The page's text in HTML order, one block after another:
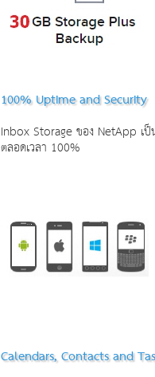
100% Uptime and Security
Inbox Storage ของ NetApp เป็
ตลอดเวลา 100%
Calendars, Contacts and